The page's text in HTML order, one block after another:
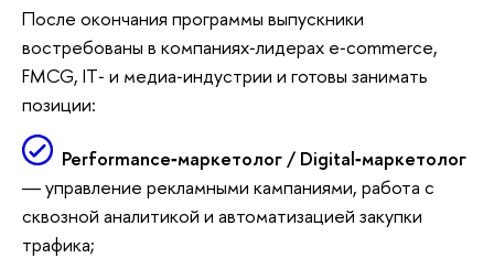
После окончания программы выпускники
востребованы в компаниях‑лидерах e‑commerce,
FMCG, IT‑ и медиа‑индустрии и готовы занимать
позиции:
Performance‑маркетолог / Digital‑маркетолог
― управление рекламными кампаниями, работа с
сквозной аналитикой и автоматизацией закупки
трафика;